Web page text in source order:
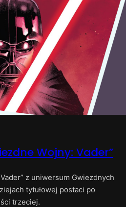
Wojny: Vader”
z uniwersum Gwiezdnych
tytułowej postaci po
trzeciej.